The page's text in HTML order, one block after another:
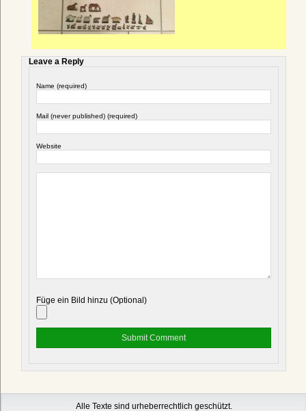
Leave a Reply
Name (required)
Mail (never published) (required)
Website
Füge ein Bild hinzu (Optional)
Alle Texte sind urheberrechtlich geschützt.